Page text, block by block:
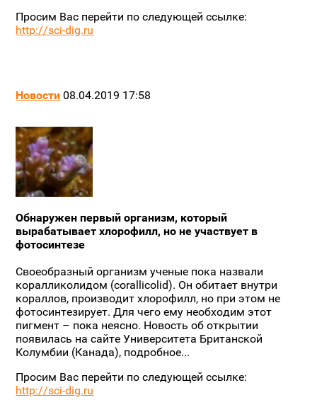
Просим Вас перейти по следующей ссылке:
http://sci-dig.ru
Новости 08.04.2019 17:58
Обнаружен первый организм, который
вырабатывает хлорофилл, но не участвует в
фотосинтезе
Своеобразный организм ученые пока назвали
коралликолидом (corallicolid). Он обитает внутри
кораллов, производит хлорофилл, но при этом не
фотосинтезирует. Для чего ему необходим этот
пигмент – пока неясно. Новость об открытии
появилась на сайте Университета Британской
Колумбии (Канада), подробное...
Просим Вас перейти по следующей ссылке:
http://sci-dig.ru